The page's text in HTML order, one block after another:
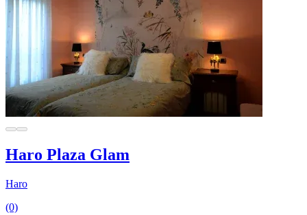
Haro Plaza Glam
Haro
(0)